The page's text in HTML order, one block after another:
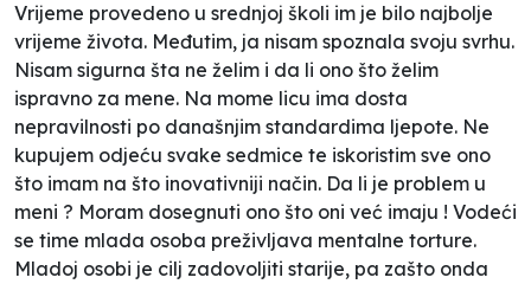
Vrijeme provedeno u srednjoj školi im je bilo najbolje
vrijeme života. Međutim, ja nisam spoznala svoju svrhu.
Nisam sigurna šta ne želim i da li ono što želim
ispravno za mene. Na mome licu ima dosta
nepravilnosti po današnjim standardima ljepote. Ne
kupujem odjeću svake sedmice te iskoristim sve ono
što imam na što inovativniji način. Da li je problem u
meni ? Moram dosegnuti ono što oni već imaju ! Vodeći
se time mlada osoba preživljava mentalne torture.
Mladoj osobi je cilj zadovoljiti starije, pa zašto onda